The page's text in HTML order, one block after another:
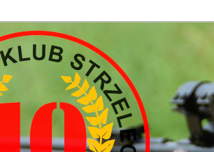
Klub
Vis Celeritas